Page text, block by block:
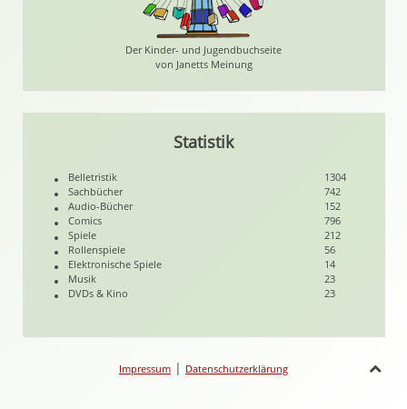
Der Kinder- und Jugendbuchseite
von Janetts Meinung
Statistik
Belletristik
1304
Sachbücher
742
Audio-Bücher
152
Comics
796
Spiele
212
Rollenspiele
56
Elektronische Spiele
14
Musik
23
DVDs & Kino
23
Impressum | Datenschutzerklärung